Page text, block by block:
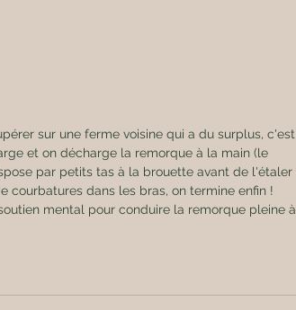
sur une ferme voisine qui a du surplus, c'est
et on décharge la remorque à la main (le
par petits tas à la brouette avant de l'étaler
courbatures dans les bras, on termine enfin !
mental pour conduire la remorque pleine à